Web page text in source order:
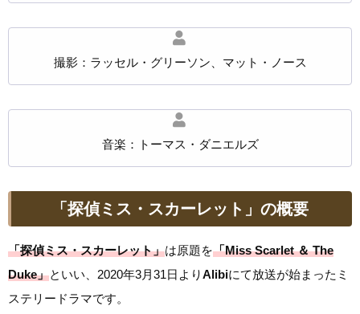
撮影：ラッセル・グリーソン、マット・ノース
音楽：トーマス・ダニエルズ
「探偵ミス・スカーレット」の概要
「探偵ミス・スカーレット」は原題を「Miss Scarlet ＆ The
Duke」といい、2020年3月31日よりAlibiにて放送が始まったミ
ステリードラマです。